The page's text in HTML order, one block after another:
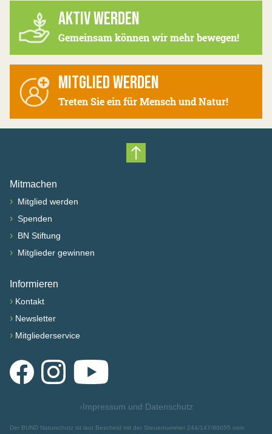
AKTIV WERDEN
Gemeinsam können wir mehr bewegen!
MITGLIED WERDEN
Treten Sie ein für Mensch und Natur!
Nach oben scrollen
Mitmachen
› Mitglied werden
› Spenden
› BN Stiftung
› Mitglieder gewinnen
Informieren
› Kontakt
› Newsletter
› Mitgliederservice
FacebookInstagramYouTube
›Impressum und Datenschutz
Der BUND Naturschutz ist laut Bescheid mit der Steuernummer 244/147/80055 vom